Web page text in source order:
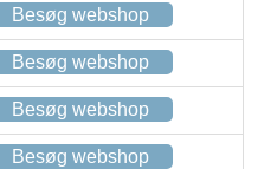
Besøg webshop
Besøg webshop
Besøg webshop
Besøg webshop